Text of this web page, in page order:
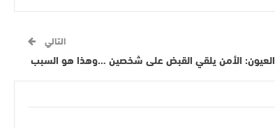
التالي
العيون: الأمن يلقي القبض على شخصين …وهذا هو السبب